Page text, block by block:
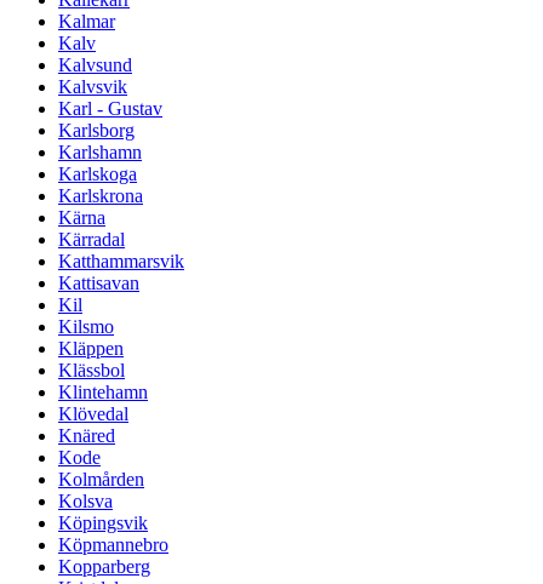
Kalmar
Kalv
Kalvsund
Kalvsvik
Karl - Gustav
Karlsborg
Karlshamn
Karlskoga
Karlskrona
Kärna
Kärradal
Katthammarsvik
Kattisavan
Kil
Kilsmo
Kläppen
Klässbol
Klintehamn
Klövedal
Knäred
Kode
Kolmården
Kolsva
Köpingsvik
Köpmannebro
Kopparberg